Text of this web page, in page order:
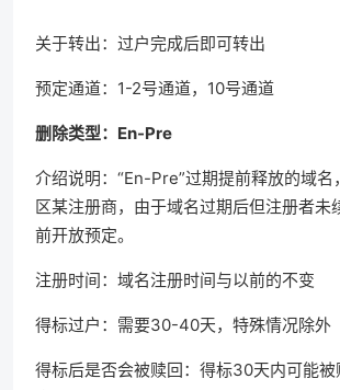
关于转出：过户完成后即可转出
预定通道：1-2号通道，10号通道
删除类型：En-Pre
介绍说明：“En-Pre”过期提前释放的域名
区某注册商，由于域名过期后但注册者未
前开放预定。
注册时间：域名注册时间与以前的不变
得标过户：需要30-40天，特殊情况除外
得标后是否会被赎回：得标30天内可能